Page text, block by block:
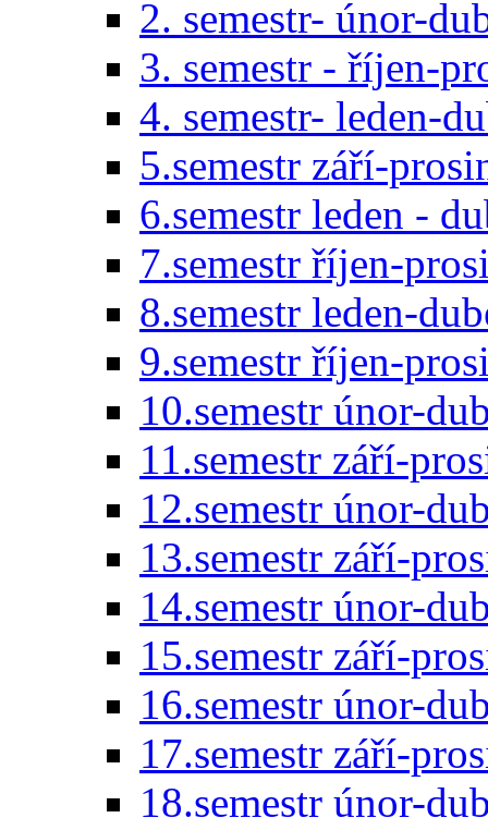
2. semestr- únor-
3. semestr - říjen-
4. semestr- leden-
5.semestr září-
6.semestr leden -
7.semestr říjen-
8.semestr leden-
9.semestr říjen-
10.semestr únor-
11.semestr září-
12.semestr únor-
13.semestr září-
14.semestr únor-
15.semestr září-
16.semestr únor-
17.semestr září-
18.semestr únor-